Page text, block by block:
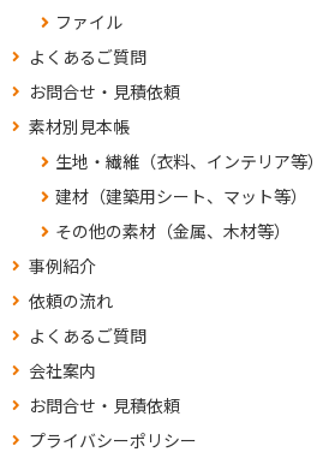
ファイル
よくあるご質問
お問合せ・見積依頼
素材別見本帳
生地・繊維（衣料、インテリア等）
建材（建築用シート、マット等）
その他の素材（金属、木材等）
事例紹介
依頼の流れ
よくあるご質問
会社案内
お問合せ・見積依頼
プライバシーポリシー